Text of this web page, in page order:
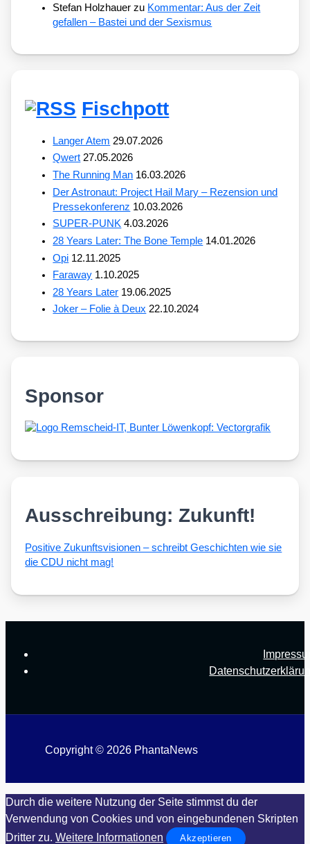
Stefan Holzhauer zu Kommentar: Aus der Zeit
gefallen – Bastei und der Sexismus
Fischpott
Langer Atem 29.07.2026
Qwert 27.05.2026
The Running Man 16.03.2026
Der Astronaut: Project Hail Mary – Rezension und
Pressekonferenz 10.03.2026
SUPER-PUNK 4.03.2026
28 Years Later: The Bone Temple 14.01.2026
Opi 12.11.2025
Faraway 1.10.2025
28 Years Later 19.06.2025
Joker – Folie à Deux 22.10.2024
Sponsor
Ausschreibung: Zukunft!
Posi­ti­ve Zukunfts­vi­sio­nen – schreibt Geschich­ten wie sie
die CDU nicht mag!
Copyright © 2026 PhantaNews
Durch die weitere Nutzung der Seite stimmst du der
Verwendung von Cookies und von eingebundenen Skripten
Dritter zu. Weitere Informationen Akzeptieren